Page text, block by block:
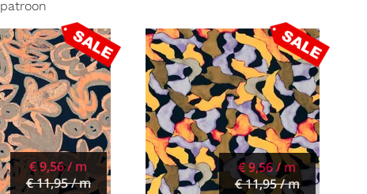
patroon
€ 9,56 / m
€ 11,95 / m
€ 9,56 / m
€ 11,95 / m